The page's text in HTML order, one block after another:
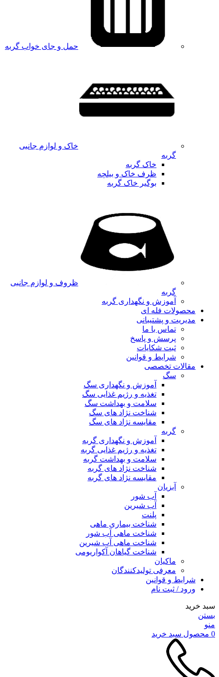
حمل و جای خواب گربه
خاک و لوازم جانبی
گربه
خاک گربه
ظرف خاک و بیلچه
بوگیر خاک گربه
ظروف و لوازم جانبی
گربه
آموزش و نگهداری گربه
محصولات فله ای
مدیریت و پشتیبانی
تماس با ما
پرسش و پاسخ
ثبت شکایات
شرایط و قوانین
مقالات تخصصی
سگ
آموزش و نگهداری سگ
تغذیه و رژیم غذایی سگ
سلامت و بهداشت سگ
شناخت نژاد های سگ
مقایسه نژاد های سگ
گربه
آموزش و نگهداری گربه
تغذیه و رژیم غذایی گربه
سلامت و بهداشت گربه
شناخت نژاد های گربه
مقایسه نژاد های گربه
آبزیان
آب شور
آب شیرین
پلنت
شناخت بیماری ماهی
شناخت ماهی آب شور
شناخت ماهی آب شیرین
شناخت گیاهان آکواریومی
ماکیان
معرفی تولیدکنندگان
شرایط و قوانین
ورود / ثبت نام
سبد خرید
بستن
منو
0 محصول سبد خرید